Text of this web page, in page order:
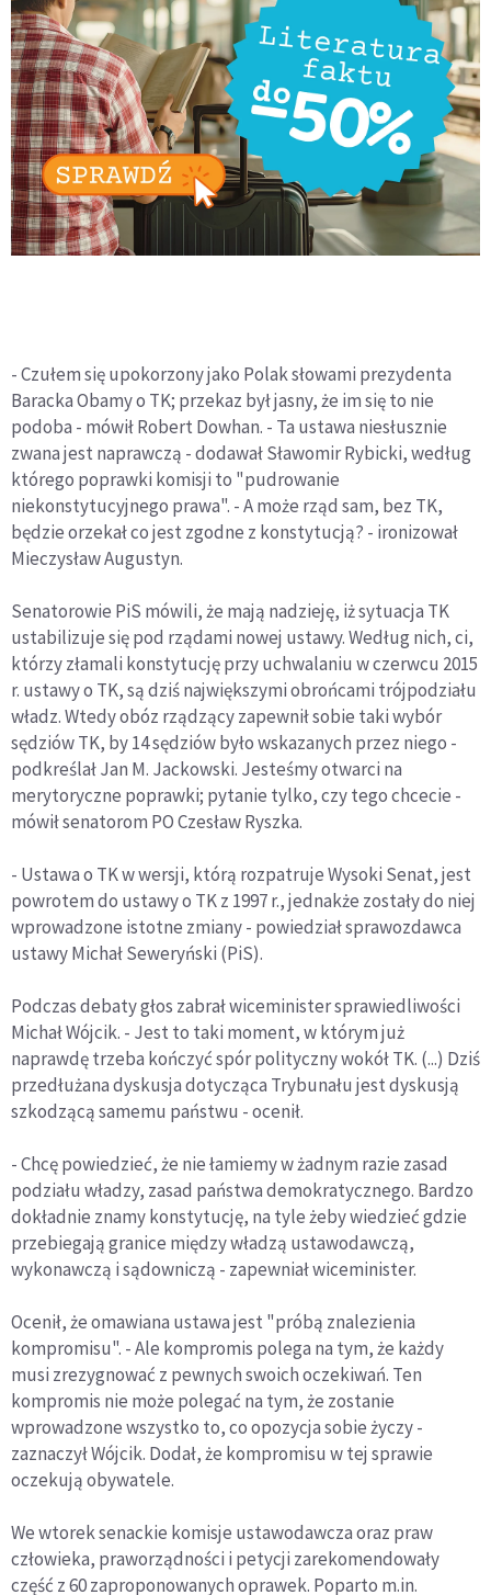
- Czułem się upokorzony jako Polak słowami prezydenta
Baracka Obamy o TK; przekaz był jasny, że im się to nie
podoba - mówił Robert Dowhan. - Ta ustawa niesłusznie
zwana jest naprawczą - dodawał Sławomir Rybicki, według
którego poprawki komisji to "pudrowanie
niekonstytucyjnego prawa". - A może rząd sam, bez TK,
będzie orzekał co jest zgodne z konstytucją? - ironizował
Mieczysław Augustyn.
Senatorowie PiS mówili, że mają nadzieję, iż sytuacja TK
ustabilizuje się pod rządami nowej ustawy. Według nich, ci,
którzy złamali konstytucję przy uchwalaniu w czerwcu 2015
r. ustawy o TK, są dziś największymi obrońcami trójpodziału
władz. Wtedy obóz rządzący zapewnił sobie taki wybór
sędziów TK, by 14 sędziów było wskazanych przez niego -
podkreślał Jan M. Jackowski. Jesteśmy otwarci na
merytoryczne poprawki; pytanie tylko, czy tego chcecie -
mówił senatorom PO Czesław Ryszka.
- Ustawa o TK w wersji, którą rozpatruje Wysoki Senat, jest
powrotem do ustawy o TK z 1997 r., jednakże zostały do niej
wprowadzone istotne zmiany - powiedział sprawozdawca
ustawy Michał Seweryński (PiS).
Podczas debaty głos zabrał wiceminister sprawiedliwości
Michał Wójcik. - Jest to taki moment, w którym już
naprawdę trzeba kończyć spór polityczny wokół TK. (...) Dziś
przedłużana dyskusja dotycząca Trybunału jest dyskusją
szkodzącą samemu państwu - ocenił.
- Chcę powiedzieć, że nie łamiemy w żadnym razie zasad
podziału władzy, zasad państwa demokratycznego. Bardzo
dokładnie znamy konstytucję, na tyle żeby wiedzieć gdzie
przebiegają granice między władzą ustawodawczą,
wykonawczą i sądowniczą - zapewniał wiceminister.
Ocenił, że omawiana ustawa jest "próbą znalezienia
kompromisu". - Ale kompromis polega na tym, że każdy
musi zrezygnować z pewnych swoich oczekiwań. Ten
kompromis nie może polegać na tym, że zostanie
wprowadzone wszystko to, co opozycja sobie życzy -
zaznaczył Wójcik. Dodał, że kompromisu w tej sprawie
oczekują obywatele.
We wtorek senackie komisje ustawodawcza oraz praw
człowieka, praworządności i petycji zarekomendowały
część z 60 zaproponowanych oprawek. Poparto m.in.